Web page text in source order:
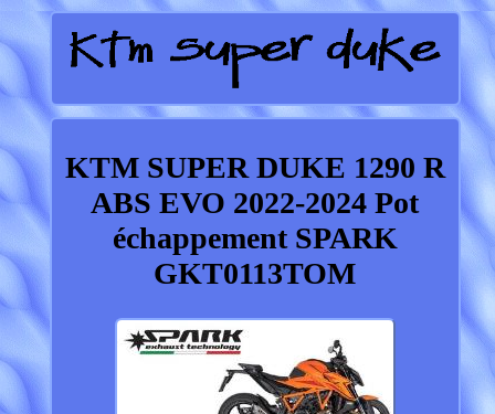
KTM SUPER DUKE 1290 R
ABS EVO 2022-2024 Pot
échappement SPARK
GKT0113TOM